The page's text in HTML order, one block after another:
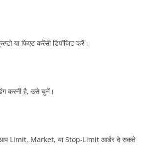
या फिएट करेंसी डिपॉजिट करें।
करनी है, उसे चुनें।
आप Limit, Market, या Stop-Limit आर्डर दे सकते